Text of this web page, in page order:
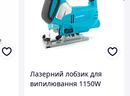
Лазерний лобзик для
випилювання 1150W